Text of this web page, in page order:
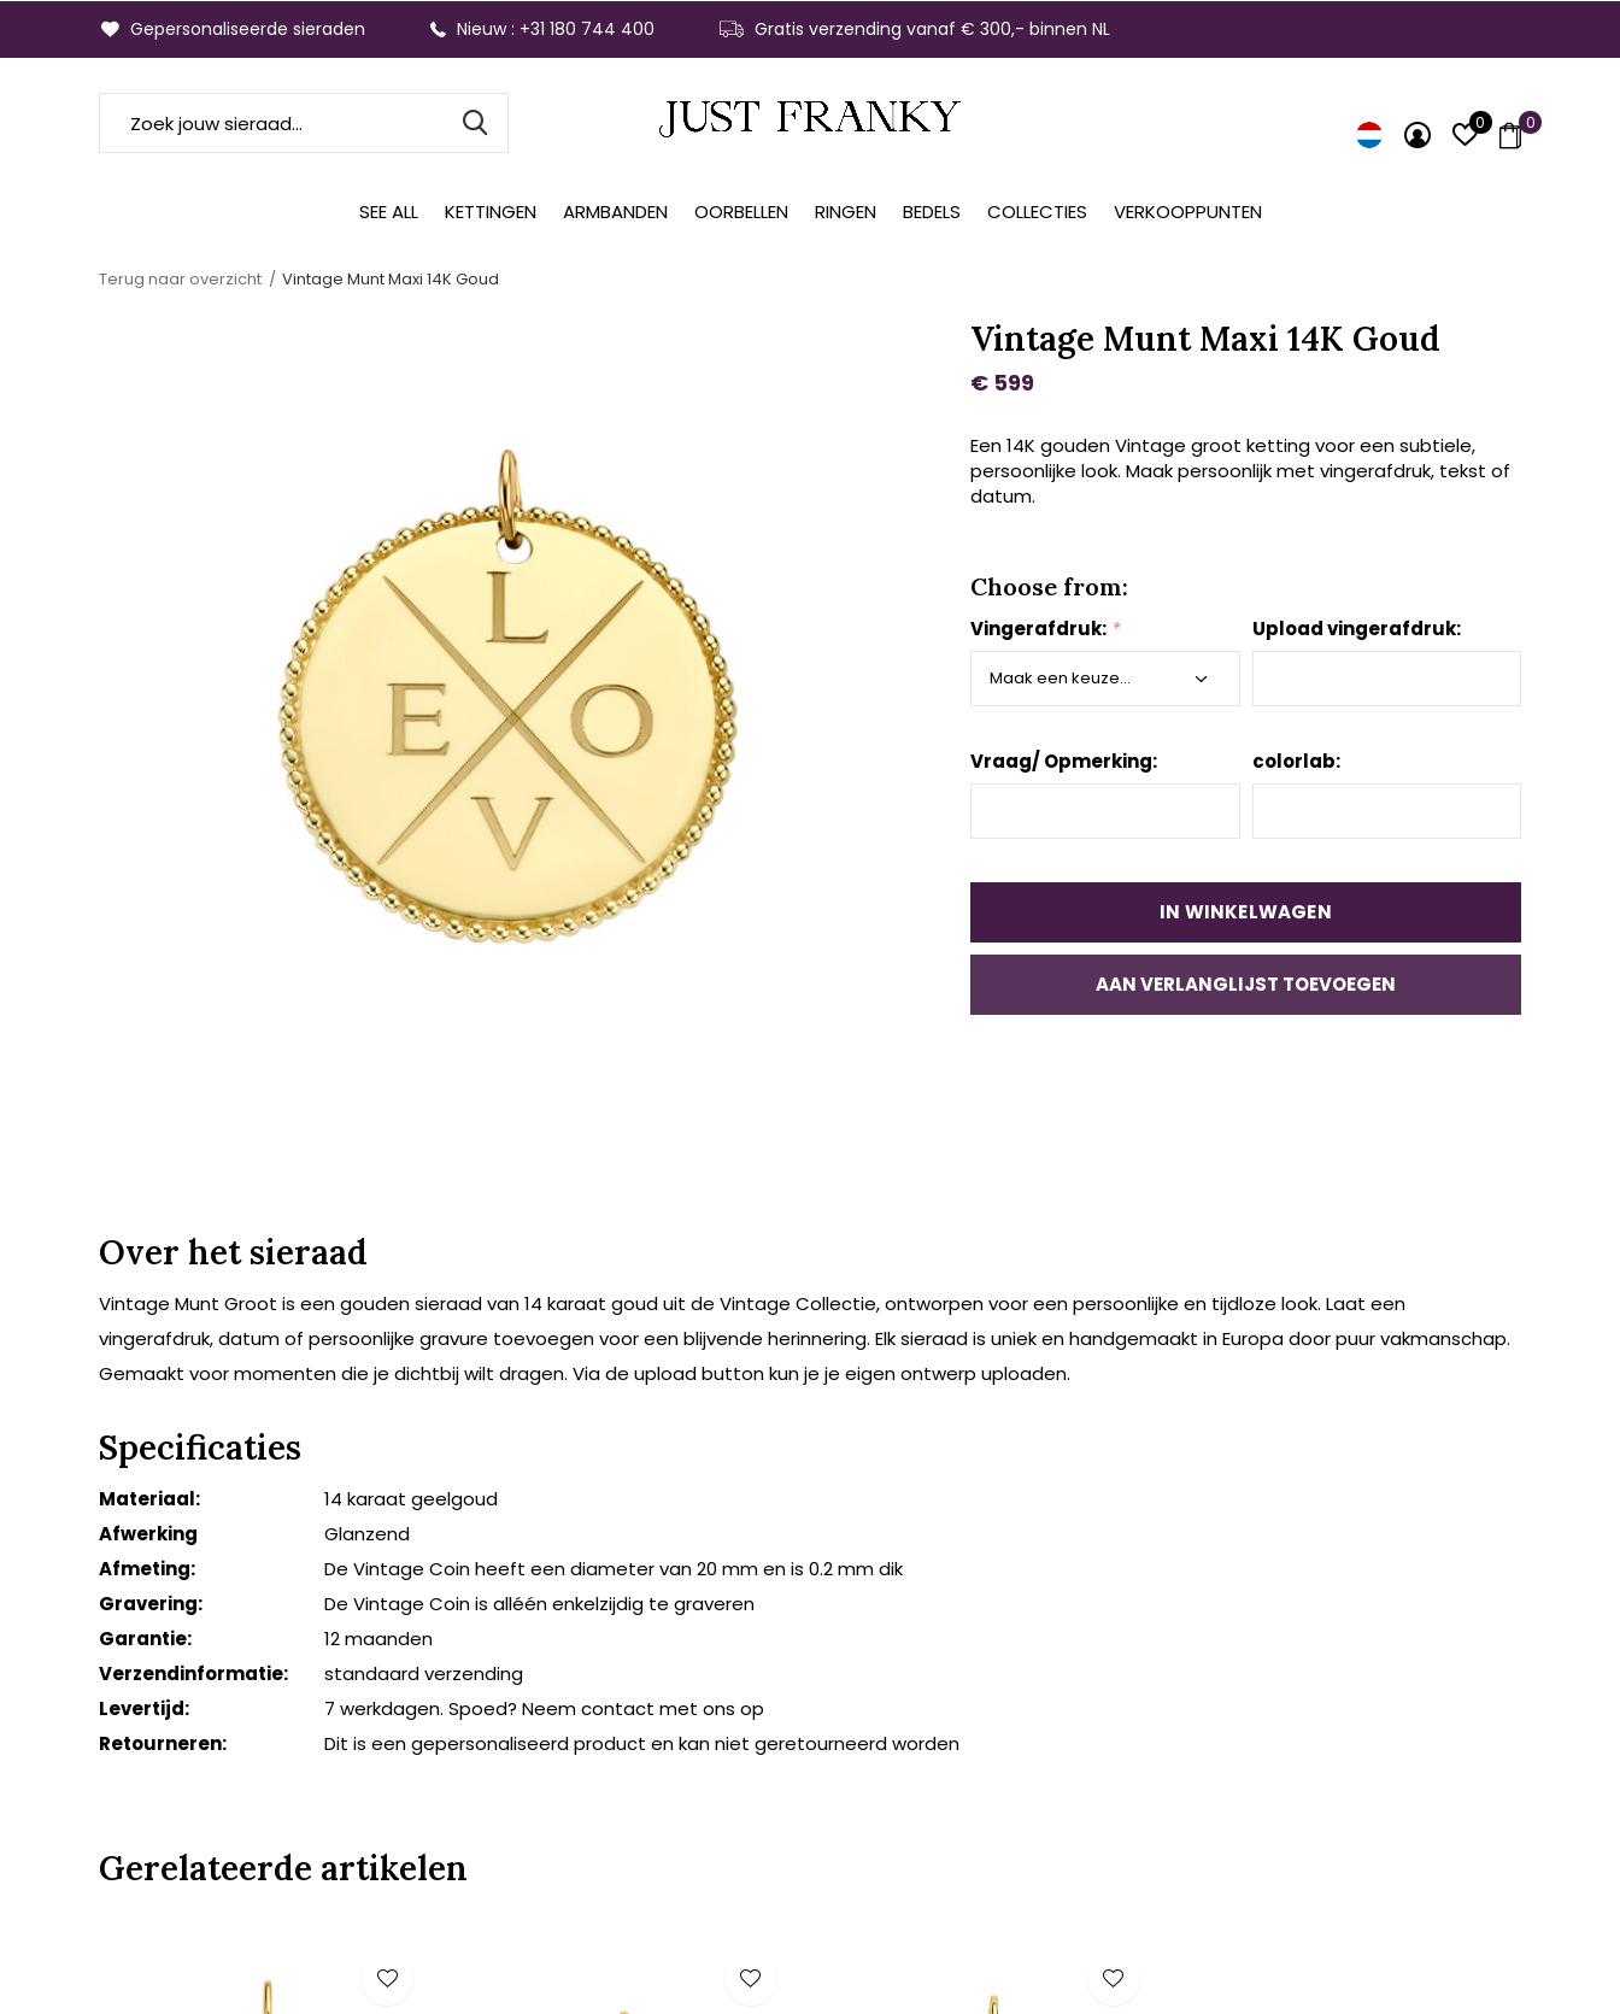
SEE ALL KETTINGEN ARMBANDEN OORBELLEN RINGEN BEDELS COLLECTIES VERKOOPPUNTEN
0 0
Gepersonaliseerde sieraden Nieuw : +31 180 744 400 Gratis verzending vanaf € 300,- binnen NL
Terug naar overzicht Vintage Munt Maxi 14K Goud
Vintage Munt Maxi 14K Goud
€ 599
Een 14K gouden Vintage groot ketting voor een subtiele,
persoonlijke look. Maak persoonlijk met vingerafdruk, tekst of
datum.
Choose from:
Vingerafdruk: * Upload vingerafdruk:
Vraag/ Opmerking: colorlab:
IN WINKELWAGEN
AAN VERLANGLIJST TOEVOEGEN
Over het sieraad
Vintage Munt Groot is een gouden sieraad van 14 karaat goud uit de Vintage Collectie, ontworpen voor een persoonlijke en tijdloze look. Laat een
vingerafdruk, datum of persoonlijke gravure toevoegen voor een blijvende herinnering. Elk sieraad is uniek en handgemaakt in Europa door puur vakmanschap.
Gemaakt voor momenten die je dichtbij wilt dragen. Via de upload button kun je je eigen ontwerp uploaden.
Specificaties
Materiaal:
14 karaat geelgoud
Afwerking
Glanzend
Afmeting:
De Vintage Coin heeft een diameter van 20 mm en is 0.2 mm dik
Gravering:
De Vintage Coin is alléén enkelzijdig te graveren
Garantie:
12 maanden
Verzendinformatie:
standaard verzending
Levertijd:
7 werkdagen. Spoed? Neem contact met ons op
Retourneren:
Dit is een gepersonaliseerd product en kan niet geretourneerd worden
Gerelateerde artikelen